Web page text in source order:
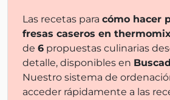
Las recetas para cómo hacer
fresas caseros en
de 6 propuestas culinarias
detalle, disponibles en
Nuestro sistema de
acceder rápidamente a las